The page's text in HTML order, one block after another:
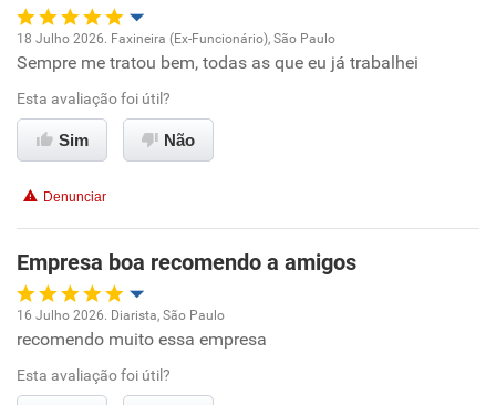
Recomenda esta empresa
Recomenda a diretoria
Oportunidade de promoção
Ambiente de trabalho
Benefícios
Recomenda esta empresa
Recomenda a diretoria
18 Julho 2026. Faxineira (Ex-Funcionário), São Paulo
Sempre me tratou bem, todas as que eu já trabalhei
Esta avaliação foi útil?
Sim Não
Denunciar
Empresa boa recomendo a amigos
Oportunidade de promoção
Ambiente de trabalho
16 Julho 2026. Diarista, São Paulo
recomendo muito essa empresa
Esta avaliação foi útil?